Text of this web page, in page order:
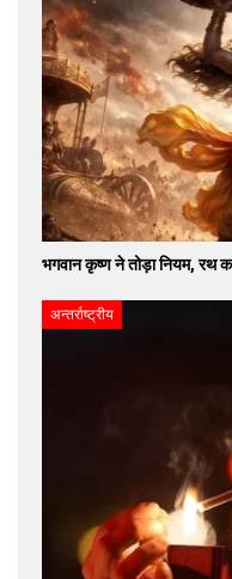
भगवान कृष्ण ने तोड़ा नियम, रथ
अन्तर्राष्ट्रीय